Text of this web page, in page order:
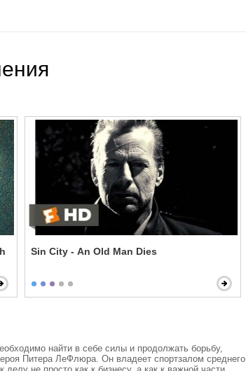
Sin City - An Old Man Dies
найти в себе силы и продолжать борьбу,
Питера ЛеФлюра. Он владеет спортзалом среднего